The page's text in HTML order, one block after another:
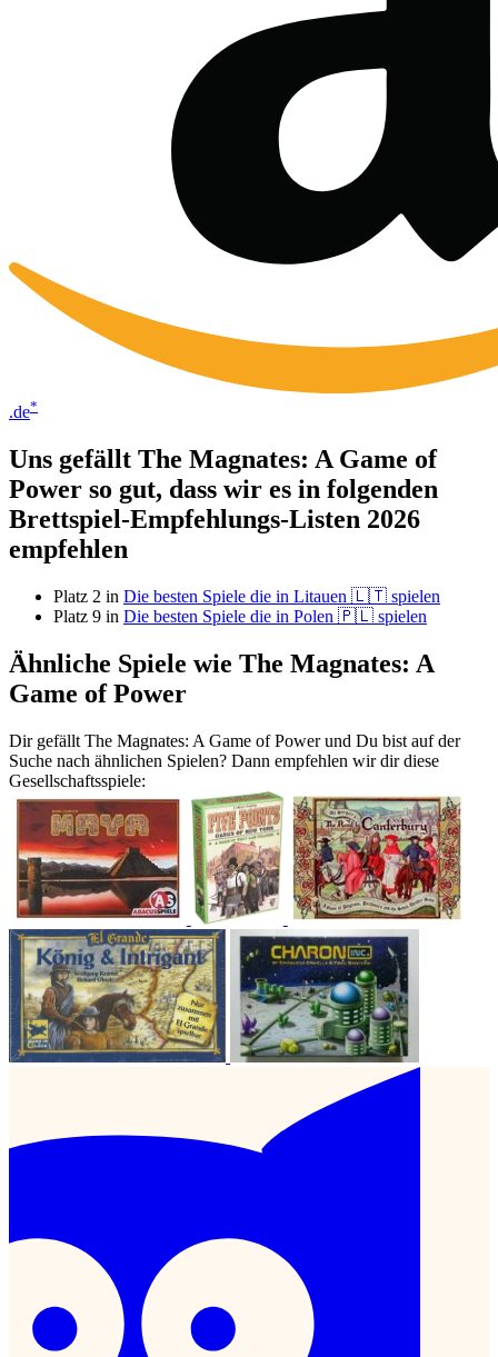
.de*
Uns gefällt The Magnates: A Game of
Power so gut, dass wir es in folgenden
Brettspiel-Empfehlungs-Listen 2026
empfehlen
Platz 2 in Die besten Spiele die in Litauen 🇱🇹 spielen
Platz 9 in Die besten Spiele die in Polen 🇵🇱 spielen
Ähnliche Spiele wie The Magnates: A
Game of Power
Dir gefällt The Magnates: A Game of Power und Du bist auf der
Suche nach ähnlichen Spielen? Dann empfehlen wir dir diese
Gesellschaftsspiele: